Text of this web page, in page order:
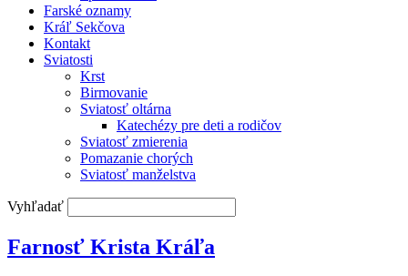
Farské oznamy
Kráľ Sekčova
Kontakt
Sviatosti
Krst
Birmovanie
Sviatosť oltárna
Katechézy pre deti a rodičov
Sviatosť zmierenia
Pomazanie chorých
Sviatosť manželstva
Vyhľadať
Farnosť Krista Kráľa